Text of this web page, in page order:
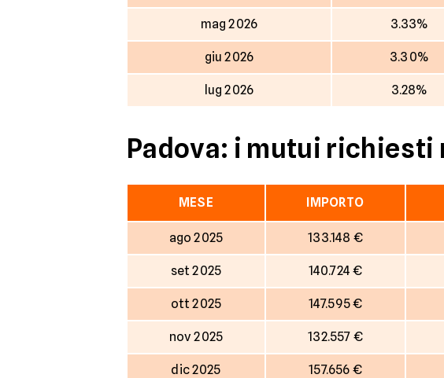
mag 2026 3.33%
giu 2026 3.30%
lug 2026 3.28%
Padova: i mutui richiesti
MESE IMPORTO
ago 2025 133.148 €
set 2025 140.724 €
ott 2025 147.595 €
nov 2025 132.557 €
dic 2025 157.656 €